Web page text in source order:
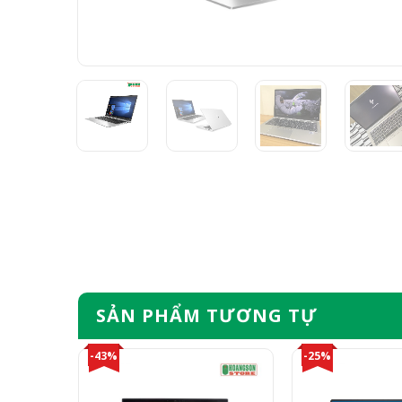
SẢN PHẨM TƯƠNG TỰ
-43% -25%